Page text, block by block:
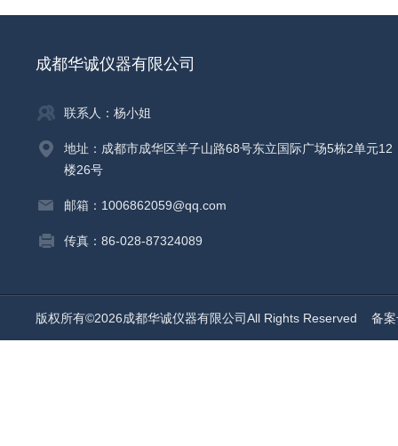
成都华诚仪器有限公司
联系人：杨小姐
地址：成都市成华区羊子山路68号东立国际广场5栋2单元12
楼26号
邮箱：1006862059@qq.com
传真：86-028-87324089
版权所有©2026成都华诚仪器有限公司All Rights Reserved 备